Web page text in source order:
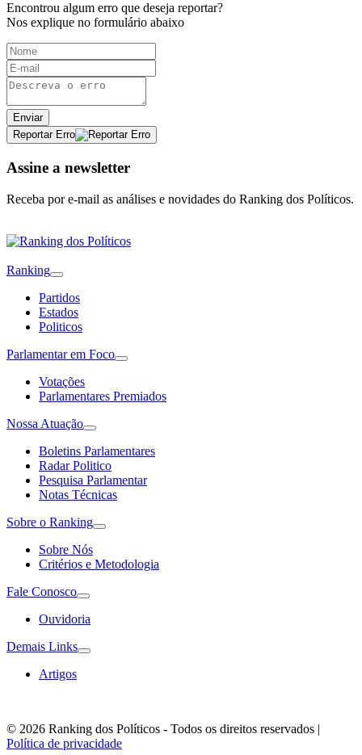
Encontrou algum erro que deseja reportar?
Nos explique no formulário abaixo
Enviar
Reportar Erro
Assine a newsletter
Receba por e-mail as análises e novidades do Ranking dos Políticos.
Ranking
Partidos
Estados
Politicos
Parlamentar em Foco
Votações
Parlamentares Premiados
Nossa Atuação
Boletins Parlamentares
Radar Politico
Pesquisa Parlamentar
Notas Técnicas
Sobre o Ranking
Sobre Nós
Critérios e Metodologia
Fale Conosco
Ouvidoria
Demais Links
Artigos
© 2026 Ranking dos Políticos - Todos os direitos reservados |
Política de privacidade